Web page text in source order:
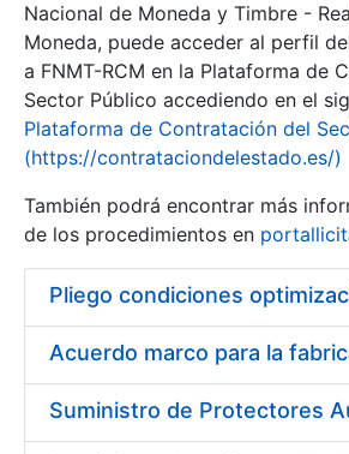
Nacional de Moneda y Timbre -
Moneda, puede acceder al perfil
a FNMT-RCM en la Plataforma de
Sector Público accediendo en el
Plataforma de Contratación del
(https://contrataciondelestado.es/)
También podrá encontrar más
de los procedimientos en